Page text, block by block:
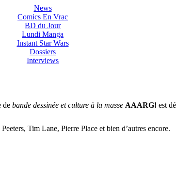
News
Comics En Vrac
BD du Jour
Lundi Manga
Instant Star Wars
Dossiers
Interviews
de bande dessinée et culture à la masse AAARG! est
Tim Lane, Pierre Place et bien d’autres encore.